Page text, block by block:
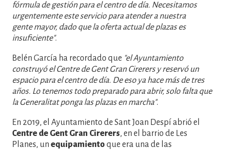
fórmula de gestión para el centro de día. Necesitamos
urgentemente este servicio para atender a nuestra
gente mayor, dado que la oferta actual de plazas es
insuficiente".
Belén García ha recordado que "el Ayuntamiento
construyó el Centre de Gent Gran Cirerers y reservó un
espacio para el centro de día. De eso ya hace más de tres
años. Lo tenemos todo preparado para abrir, solo falta que
la Generalitat ponga las plazas en marcha".
En 2019, el Ayuntamiento de Sant Joan Despí abrió el
Centre de Gent Gran Cirerers, en el barrio de Les
Planes, un equipamiento que era una de las